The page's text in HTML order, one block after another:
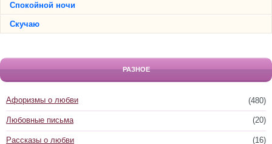
Спокойной ночи
Скучаю
РАЗНОЕ
(480)
Афоризмы о любви
(20)
Любовные письма
(16)
Рассказы о любви